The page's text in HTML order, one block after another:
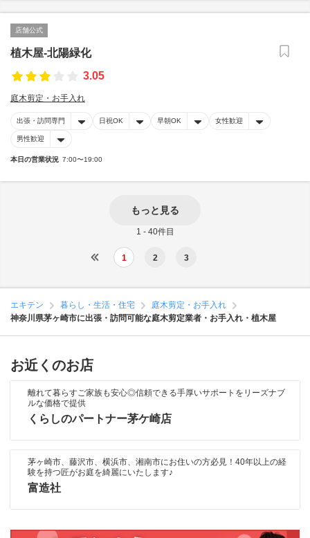
店舗公式
植木屋-北陽緑化
3.05
庭木剪定・お手入れ
出張・訪問専門 日祝OK 早朝OK 女性歓迎
男性歓迎
本日の営業状況 7:00〜19:00
もっと見る
1 - 40件目
1 2 3
エキテン 暮らし・生活・住宅
庭木剪定・お手入れ
神奈川県茅ヶ崎市に出張・訪問可能な庭木剪定業者・お手入れ・植木屋
お近くのお店
離れて暮らすご家族も安心◎信頼できる手厚いサポートをリーズナブ
ルな価格で提供
くらしのパートナー茅ケ崎店
茅ヶ崎市、藤沢市、横浜市、湘南市にお住いの方必見！40年以上の経
験を持つ匠がお庭を綺麗にいたします♪
富造社